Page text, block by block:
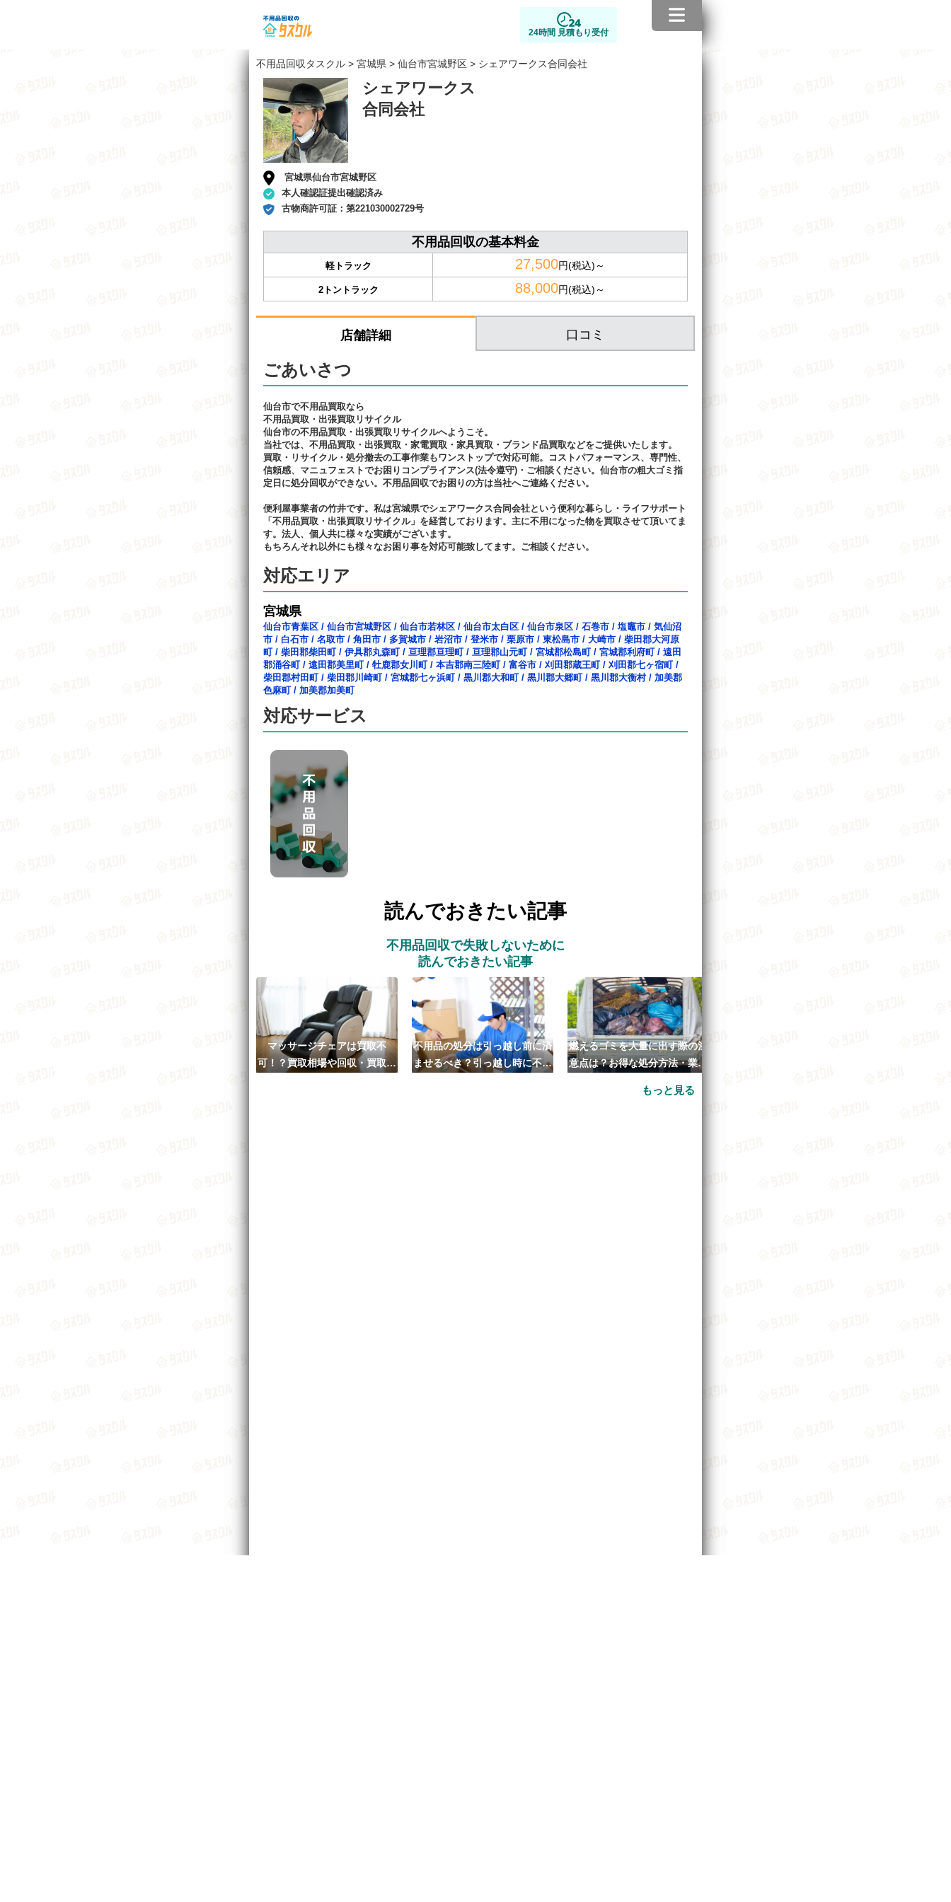
24時間 見積もり受付
不用品回収タスクル > 宮城県 > 仙台市宮城野区 > シェアワークス合同会社
シェアワークス
合同会社
宮城県仙台市宮城野区
本人確認証提出確認済み
古物商許可証： 第221030002729号
不用品回収の基本料金
軽トラック 27,500円(税込)～
2トントラック 88,000円(税込)～
店舗詳細 口コミ
ごあいさつ
仙台市で不用品買取なら
不用品買取・出張買取リサイクル
仙台市の不用品買取・出張買取リサイクルへようこそ。
当社では、不用品買取・出張買取・家電買取・家具買取・ブランド品買取などをご提供いたします。
買取・リサイクル・処分撤去の工事作業もワンストップで対応可能。コストパフォーマンス、専門性、
信頼感、マニュフェストでお困りコンプライアンス(法令遵守)・ご相談ください。仙台市の粗大ゴミ指
定日に処分回収ができない。不用品回収でお困りの方は当社へご連絡ください。
便利屋事業者の竹井です。私は宮城県でシェアワークス合同会社という便利な暮らし・ライフサポート
「不用品買取・出張買取リサイクル」を経営しております。主に不用になった物を買取させて頂いてま
す。法人、個人共に様々な実績がございます。
もちろんそれ以外にも様々なお困り事を対応可能致してます。ご相談ください。
対応エリア
宮城県
仙台市青葉区 / 仙台市宮城野区 / 仙台市若林区 / 仙台市太白区 / 仙台市泉区 / 石巻市 / 塩竈市 / 気仙沼
市 / 白石市 / 名取市 / 角田市 / 多賀城市 / 岩沼市 / 登米市 / 栗原市 / 東松島市 / 大崎市 / 柴田郡大河原
町/ 柴田郡柴田町/ 伊具郡丸森町/ 亘理郡亘理町/ 亘理郡山元町/ 宮城郡松島町/ 宮城郡利府町/ 遠田
郡涌谷町/ 遠田郡美里町/ 牡鹿郡女川町/ 本吉郡南三陸町/ 富谷市 / 刈田郡蔵王町/ 刈田郡七ヶ宿町/
柴田郡村田町/ 柴田郡川崎町/ 宮城郡七ヶ浜町/ 黒川郡大和町/ 黒川郡大郷町/ 黒川郡大衡村/ 加美郡
色麻町/ 加美郡加美町
対応サービス
読んでおきたい記事
不用品回収で失敗しないために
読んでおきたい記事
マッサージチェアは買取不
可！？買取相場や回収・買取の
不用品の処分は引っ越し前に済
ませるべき？引っ越し時に不用
燃えるゴミを大量に出す際の注
意点は？お得な処分方法・業者
もっと見る